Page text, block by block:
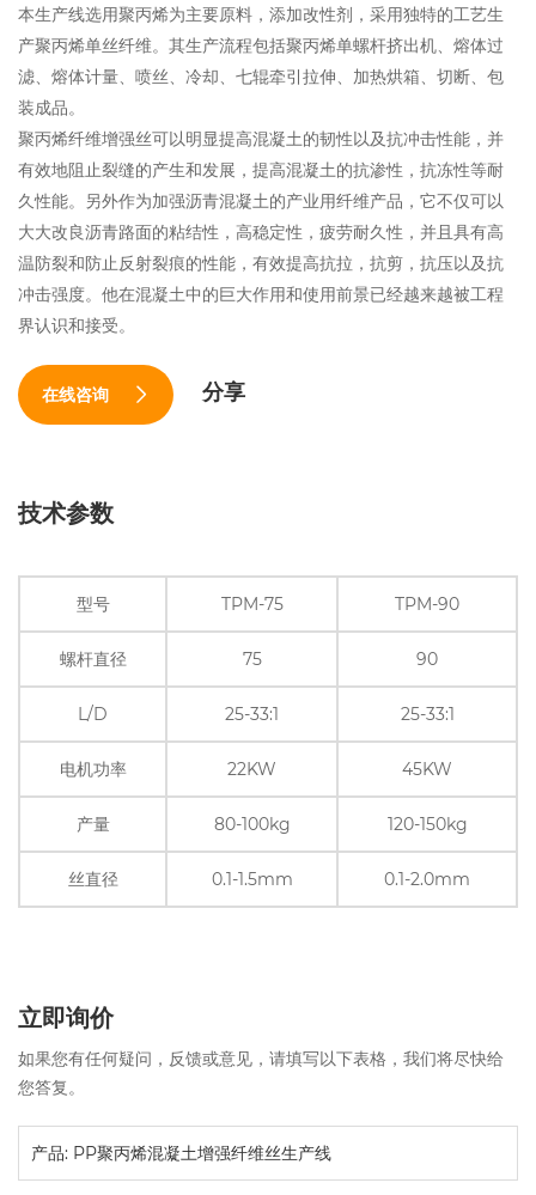
本生产线选用聚丙烯为主要原料，添加改性剂，采用独特的工艺生
产聚丙烯单丝纤维。其生产流程包括聚丙烯单螺杆挤出机、熔体过
滤、熔体计量、喷丝、冷却、七辊牵引拉伸、加热烘箱、切断、包
装成品。
聚丙烯纤维增强丝可以明显提高混凝土的韧性以及抗冲击性能，并
有效地阻止裂缝的产生和发展，提高混凝土的抗渗性，抗冻性等耐
久性能。另外作为加强沥青混凝土的产业用纤维产品，它不仅可以
大大改良沥青路面的粘结性，高稳定性，疲劳耐久性，并且具有高
温防裂和防止反射裂痕的性能，有效提高抗拉，抗剪，抗压以及抗
冲击强度。他在混凝土中的巨大作用和使用前景已经越来越被工程
界认识和接受。
在线咨询 分享
技术参数
型号 TPM-75 TPM-90
螺杆直径 75 90
L/D 25-33:1 25-33:1
电机功率 22KW 45KW
产量 80-100kg 120-150kg
丝直径 0.1-1.5mm 0.1-2.0mm
立即询价
如果您有任何疑问，反馈或意见，请填写以下表格，我们将尽快给
您答复。